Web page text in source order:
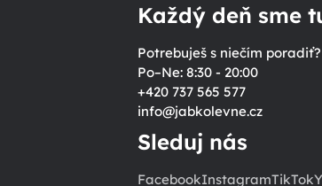
Každý deň sme
Potrebuješ s niečím poradiť?
Po–Ne: 8:30 - 20:00
+420 737 565 577
info@jabkolevne.cz
Sleduj nás
FacebookInstagramTikTok